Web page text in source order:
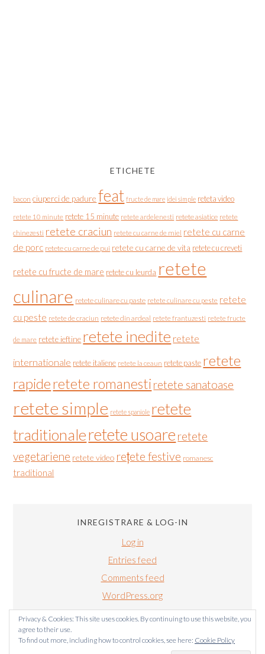
ETICHETE
bacon ciuperci de padure feat fructe de mare idei simple reteta video
retete 10 minute retete 15 minute retete ardelenesti retete asiatice retete
chinezesti retete craciun retete cu carne de miel retete cu carne
de porc retete cu carne de pui retete cu carne de vita retete cu creveti
retete cu fructe de mare retete cu leurda retete
culinare retete culinare cu paste retete culinare cu peste retete
cu peste retete de craciun retete din ardeal retete frantuzesti retete fructe
de mare retete ieftine retete inedite retete
internationale retete italiene retete la ceaun retete paste retete
rapideretete romanesti retete sanatoase
retete simple retete spaniole retete
traditionaleretete usoare retete
vegetariene retete video rețete festive romanesc
traditional
INREGISTRARE & LOG-IN
Log in
Entries feed
Comments feed
WordPress.org
Privacy & Cookies: This site uses cookies. By continuing to use this website, you
agree to their use.
To find out more, including how to control cookies, see here: Cookie Policy